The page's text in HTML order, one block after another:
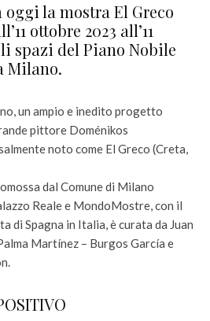
oggi la mostra El Greco
ottobre 2023 all’11
spazi del Piano Nobile
Milano.
un ampio e inedito progetto
pittore Doménikos
noto come El Greco (Creta,
dal Comune di Milano
Reale e MondoMostre, con il
di Spagna in Italia, è curata da Juan
Martínez – Burgos García e